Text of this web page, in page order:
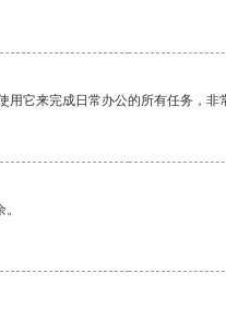
它来完成日常办公的所有任务，非